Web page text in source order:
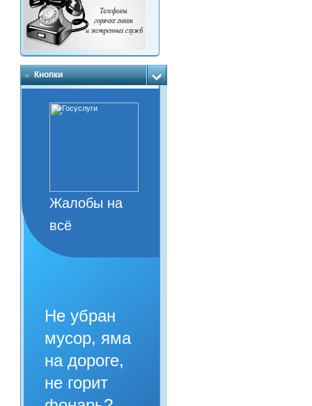
Кнопки
Жалобы на
всё
Не убран
мусор, яма
на дороге,
не горит